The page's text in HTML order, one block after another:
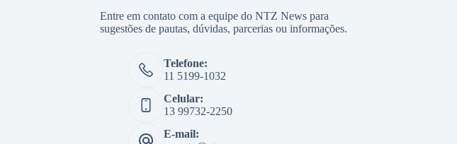
Entre em contato com a equipe do NTZ News para
sugestões de pautas, dúvidas, parcerias ou informações.
Telefone:
11 5199-1032
Celular:
13 99732-2250
E-mail: